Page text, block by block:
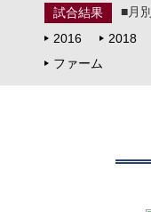
試合結果
■月別
2016
2018
ファーム